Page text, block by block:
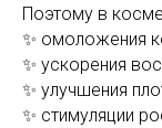
Поэтому в
✨ омоложения
✨ ускорения
✨ улучшения
✨ стимуляции